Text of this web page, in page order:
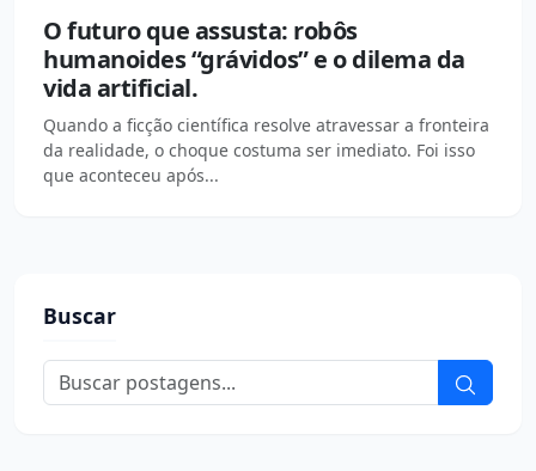
O futuro que assusta: robôs
humanoides “grávidos” e o dilema da
vida artificial.
Quando a ficção científica resolve atravessar a fronteira
da realidade, o choque costuma ser imediato. Foi isso
que aconteceu após...
Buscar